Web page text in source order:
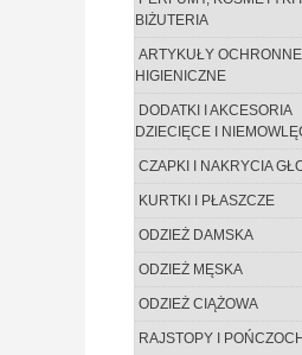
BIŻUTERIA
ARTYKUŁY OCHRONNE I
HIGIENICZNE
DODATKI I AKCESORIA
DZIECIĘCE I
CZAPKI I NAKRYCIA
KURTKI I PŁASZCZE
ODZIEŻ DAMSKA
ODZIEŻ MĘSKA
ODZIEŻ CIĄŻOWA
RAJSTOPY I